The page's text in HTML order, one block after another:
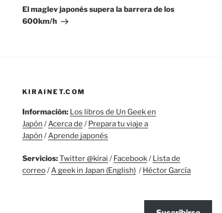
entrada
El maglev japonés supera la barrera de los
600km/h
KIRAINET.COM
Información: Los libros de Un Geek en
Japón /Acerca de / Prepara tu viaje a
Japón /Aprende japonés
Servicios:Twitter @kirai / Facebook/ Lista de
correo/A geek in Japan (English) / Héctor García